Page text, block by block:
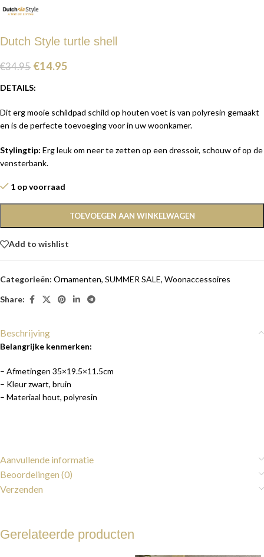
Dutch Style turtle shell
€34.95 €14.95
DETAILS:
Dit erg mooie schildpad schild op houten voet is van polyresin gemaakt
en is de perfecte toevoeging voor in uw woonkamer.
Stylingtip: Erg leuk om neer te zetten op een dressoir, schouw of op de
vensterbank.
1 op voorraad
TOEVOEGEN AAN WINKELWAGEN
Add to wishlist
Categorieën: Ornamenten, SUMMER SALE, Woonaccessoires
Share:
Beschrijving
Belangrijke kenmerken:
– Afmetingen 35×19.5×11.5cm
– Kleur zwart, bruin
– Materiaal hout, polyresin
Aanvullende informatie
Beoordelingen (0)
Verzenden
Gerelateerde producten